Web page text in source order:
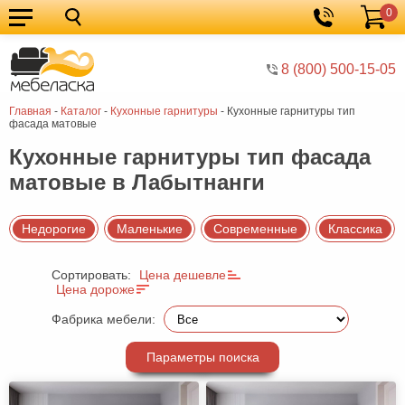
8 (800) 500-15-05
Корзина
0
Главная - Каталог - Кухонные гарнитуры - Кухонные гарнитуры тип
фасада матовые
Кухонные
гарнитуры
Мебель
для
кухни
Мебель
для
спальни
Кровати
Шкафы
Диваны
Мягкая
мебель
Детская
мебель
Мебель
Кухонные гарнитуры тип фасада
матовые в Лабытнанги
Недорогие Маленькие Современные Классика
Сортировать:
Цена дешевле
Цена дороже
Фабрика мебели:
Параметры поиска